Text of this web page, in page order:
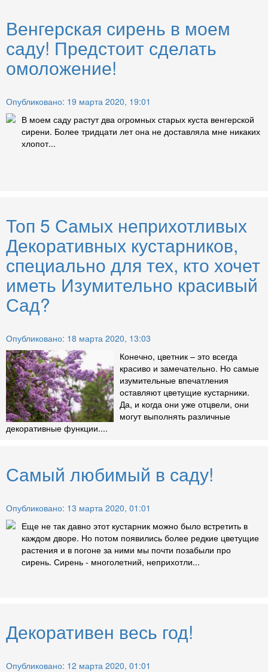
Венгерская сирень в моем
саду! Предстоит сделать
омоложение!
Опубликовано: 19 марта 2020, 19:01
В моем саду растут два огромных старых куста венгерской
сирени. Более тридцати лет она не доставляла мне никаких
хлопот...
Топ 5 Самых неприхотливых
Декоративных кустарников,
специально для тех, кто хочет
иметь Изумительно красивый
Сад?
Опубликовано: 18 марта 2020, 13:03
Конечно, цветник – это всегда
красиво и замечательно. Но самые
изумительные впечатления
оставляют цветущие кустарники.
Да, и когда они уже отцвели, они
могут выполнять различные
декоративные функции....
Самый любимый в саду!
Опубликовано: 13 марта 2020, 01:01
Еще не так давно этот кустарник можно было встретить в
каждом дворе. Но потом появились более редкие цветущие
растения и в погоне за ними мы почти позабыли про
сирень. Сирень - многолетний, неприхотли...
Декоративен весь год!
Опубликовано: 12 марта 2020, 01:01